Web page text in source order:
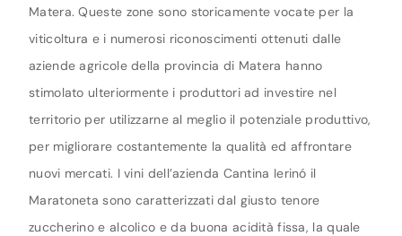
Matera. Queste zone sono storicamente vocate per la
viticoltura e i numerosi riconoscimenti ottenuti dalle
aziende agricole della provincia di Matera hanno
stimolato ulteriormente i produttori ad investire nel
territorio per utilizzarne al meglio il potenziale produttivo,
per migliorare costantemente la qualità ed affrontare
nuovi mercati. I vini dell’azienda Cantina Ierinó il
Maratoneta sono caratterizzati dal giusto tenore
zuccherino e alcolico e da buona acidità fissa, la quale